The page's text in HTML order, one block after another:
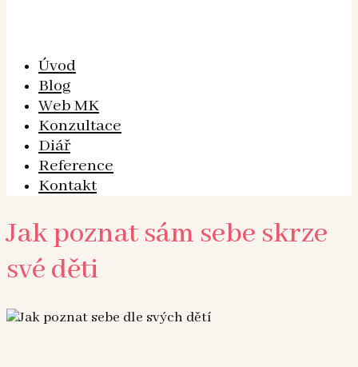
Úvod
Blog
Web MK
Konzultace
Diář
Reference
Kontakt
Jak poznat sám sebe skrze
své děti